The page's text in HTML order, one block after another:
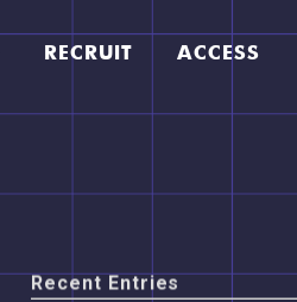
RECRUIT ACCESS
Recent Entries